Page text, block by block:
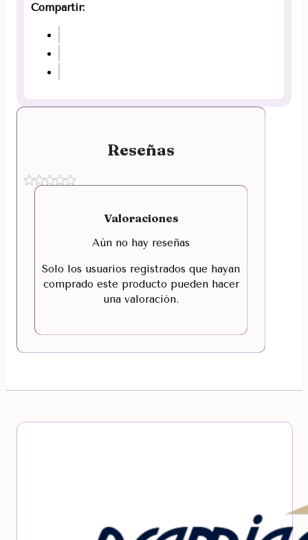
Compartir:
Reseñas
Valoraciones
Aún no hay reseñas
Solo los usuarios registrados que hayan
comprado este producto pueden hacer
una valoración.